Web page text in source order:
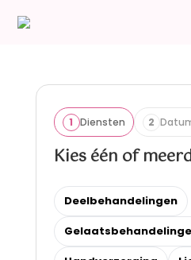
1 Diensten 2
Kies één of
Deelbehandelingen